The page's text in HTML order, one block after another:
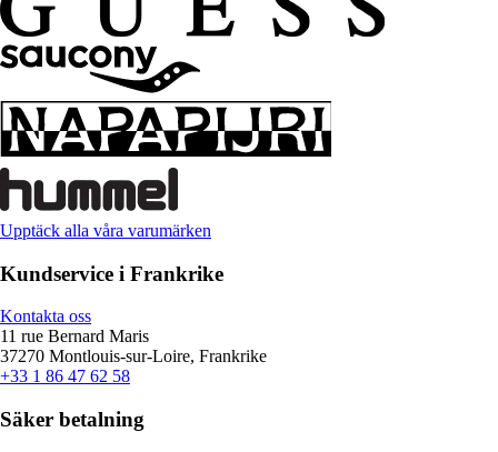
Upptäck alla våra varumärken
Kundservice i Frankrike
Kontakta oss
11 rue Bernard Maris
37270 Montlouis-sur-Loire, Frankrike
+33 1 86 47 62 58
Säker betalning